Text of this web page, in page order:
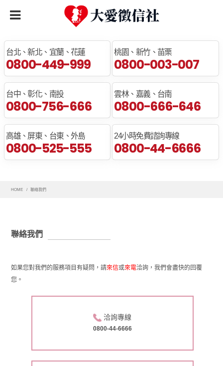
全臺免費諮詢專線
台北、新北、宜蘭、花蓮
0800-449-999
桃園、新竹、苗栗
0800-003-007
台中、彰化、南投
0800-756-666
雲林、嘉義、台南
0800-666-646
高雄、屏東、台東、外島
0800-525-555
24小時免費諮詢專線
0800-44-6666
HOME 聯絡我們
聯絡我們
如果您對我們的服務項目有疑問，請來信或來電洽詢，我們會盡快的回覆
您。
洽詢專線
0800-44-6666